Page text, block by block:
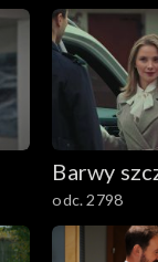
Barwy
odc. 2798